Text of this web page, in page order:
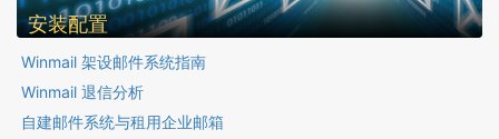
安装配置
Winmail 架设邮件系统指南
Winmail 退信分析
自建邮件系统与租用企业邮箱